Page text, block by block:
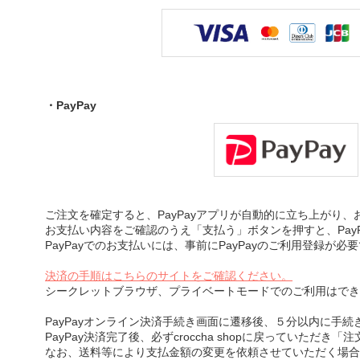
・PayPay
ご注文を確定すると、PayPayアプリが自動的に立ち上がり、
お支払い内容をご確認のうえ「支払う」ボタンを押すと、
PayPayでのお支払いには、事前にPayPayのご利用登録が必
決済の手順はこちらのサイトをご確認ください。
シークレットブラウザ、プライベートモードでのご利用はで
PayPayオンライン決済手続き画面に遷移後、５分以内に手続
PayPay決済完了後、必ずcroccha shopに戻っていただき「注
なお、送料等により支払金額の変更を依頼させていただく場